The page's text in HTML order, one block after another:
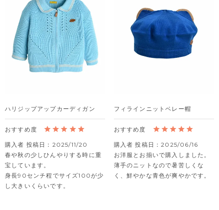
ハリジップアップカーディガン
購入者 投稿日
2025/11/20
春や秋の少しひんやりする時に重
宝しています。
身長90センチ程でサイズ100が少
し大きいくらいです。
フィラインニットベレー帽
購入者 投稿日
2025/06/16
お洋服とお揃いで購入しました。
薄手のニットなので暑苦しくな
く、鮮やかな青色が爽やかです。